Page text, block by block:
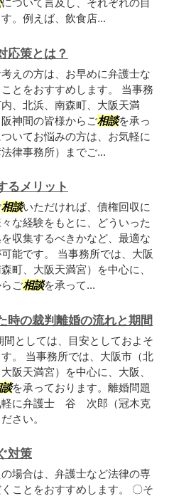
について言及し、それぞれの目
。例えば、飲食店...
応策とは？
えの方は、お早めに弁護士な
とをおすすめします。 当事務
、北浜、南森町、大阪天満
神間の皆様からご相談を承っ
いてお悩みの方は、お気軽に
律事務所）までご...
るメリット
相談いただければ、債権回収に
な経験をもとに、どういった
収集するべきかなど、最適な
能です。 当事務所では、大阪
町、大阪天満宮）を中心に、
ご相談を承って...
時の裁判離婚の流れと期間
としては、目安としておよそ
。 当事務所では、大阪市（北
阪天満宮）を中心に、大阪、
を承っております。離婚問題
軽に弁護士 谷 次郎（冠木克
さい。
対策
場合は、弁護士など法律の専
ことをおすすめします。 〇そ